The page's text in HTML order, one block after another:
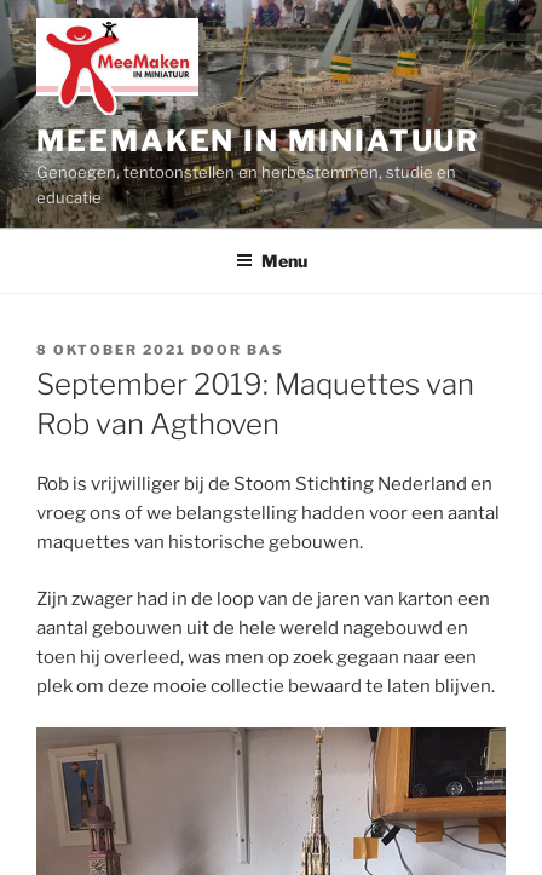
Ga
naar
de
inhoud
MEEMAKEN IN MINIATUUR
Genoegen, tentoonstellen en herbestemmen, studie en
educatie
Menu
GEPLAATST
OP
8 OKTOBER 2021 DOOR BAS
September 2019: Maquettes van
Rob van Agthoven
Rob is vrijwilliger bij de Stoom Stichting Nederland en
vroeg ons of we belangstelling hadden voor een aantal
maquettes van historische gebouwen.
Zijn zwager had in de loop van de jaren van karton een
aantal gebouwen uit de hele wereld nagebouwd en
toen hij overleed, was men op zoek gegaan naar een
plek om deze mooie collectie bewaard te laten blijven.